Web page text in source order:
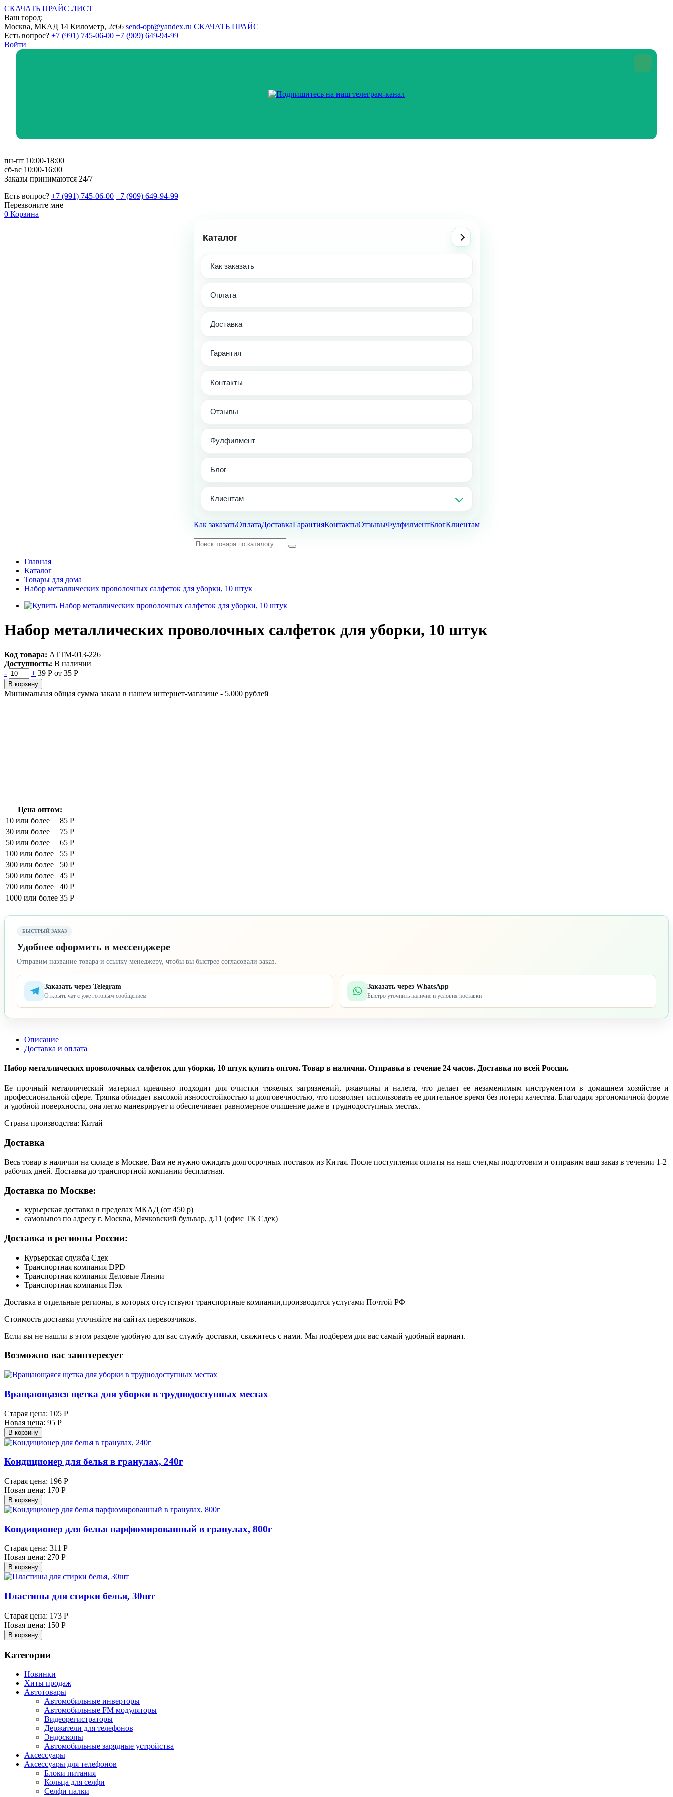
СКАЧАТЬ ПРАЙС ЛИСТ
Ваш город:
Москва, МКАД 14 Километр, 2с66 send-opt@yandex.ru СКАЧАТЬ ПРАЙС
Есть вопрос? +7 (991) 745-06-00 +7 (909) 649-94-99
Войти
пн-пт 10:00-18:00
сб-вс 10:00-16:00
Заказы принимаются 24/7
Есть вопрос? +7 (991) 745-06-00 +7 (909) 649-94-99
Перезвоните мне
0 Корзина
Каталог
Как заказать
Оплата
Доставка
Гарантия
Контакты
Отзывы
Фулфилмент
Блог
Клиентам
Как заказатьОплатаДоставкаГарантияКонтактыОтзывыФулфилментБлогКлиентам
Главная
Каталог
Товары для дома
Набор металлических проволочных салфеток для уборки, 10 штук
Набор металлических проволочных салфеток для уборки, 10 штук
Код товара: АТТМ-013-226
Доступность: В наличии
-
+ 39 Р от 35 Р
В корзину
Минимальная общая сумма заказа в нашем интернет-магазине - 5.000 рублей
Цена оптом:
10 или более
85 Р
30 или более
75 Р
50 или более
65 Р
100 или более
55 Р
300 или более
50 Р
500 или более
45 Р
700 или более
40 Р
1000 или более 35 Р
БЫСТРЫЙ ЗАКАЗ
Удобнее оформить в мессенджере
Отправим название товара и ссылку менеджеру, чтобы вы быстрее согласовали заказ.
Заказать через Telegram
Открыть чат с уже готовым сообщением
Заказать через WhatsApp
Быстро уточнить наличие и условия поставки
Описание
Доставка и оплата
Набор металлических проволочных салфеток для уборки, 10 штук купить оптом. Товар в наличии. Отправка в течение 24 часов. Доставка по всей России.
Ее прочный металлический материал идеально подходит для очистки тяжелых загрязнений, ржавчины и налета, что делает ее незаменимым инструментом в домашнем хозяйстве и
профессиональной сфере. Тряпка обладает высокой износостойкостью и долговечностью, что позволяет использовать ее длительное время без потери качества. Благодаря эргономичной форме
и удобной поверхности, она легко маневрирует и обеспечивает равномерное очищение даже в труднодоступных местах.
Страна производства: Китай
Доставка
Весь товар в наличии на складе в Москве. Вам не нужно ожидать долгосрочных поставок из Китая. После поступления оплаты на наш счет,мы подготовим и отправим ваш заказ в течении 1-2
рабочих дней. Доставка до транспортной компании бесплатная.
Доставка по Москве:
курьерская доставка в пределах МКАД (от 450 р)
самовывоз по адресу г. Москва, Мячковский бульвар, д.11 (офис ТК Сдек)
Доставка в регионы России:
Курьерская служба Сдек
Транспортная компания DPD
Транспортная компания Деловые Линии
Транспортная компания Пэк
Доставка в отдельные регионы, в которых отсутствуют транспортные компании,производится услугами Почтой РФ
Стоимость доставки уточняйте на сайтах перевозчиков.
Если вы не нашли в этом разделе удобную для вас службу доставки, свяжитесь с нами. Мы подберем для вас самый удобный вариант.
Возможно вас заинтересует
Вращающаяся щетка для уборки в труднодоступных местах
Старая цена: 105 Р
Новая цена: 95 Р
В корзину
Кондиционер для белья в гранулах, 240г
Старая цена: 196 Р
Новая цена: 170 Р
В корзину
Кондиционер для белья парфюмированный в гранулах, 800г
Старая цена: 311 Р
Новая цена: 270 Р
В корзину
Пластины для стирки белья, 30шт
Старая цена: 173 Р
Новая цена: 150 Р
В корзину
Категории
Новинки
Хиты продаж
Автотовары
Автомобильные инверторы
Автомобильные FM модуляторы
Видеорегистраторы
Держатели для телефонов
Эндоскопы
Автомобильные зарядные устройства
Аксессуары
Аксессуары для телефонов
Блоки питания
Кольца для селфи
Селфи палки